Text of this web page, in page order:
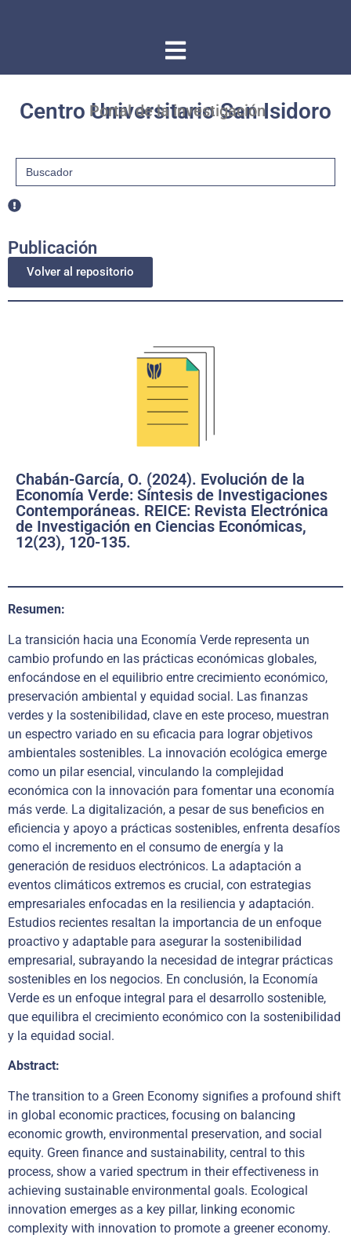
Centro Universitario San Isidoro
Portal de la investigación
Buscar:
Publicación
Volver al repositorio
Chabán-García, O. (2024). Evolución de la
Economía Verde: Síntesis de Investigaciones
Contemporáneas. REICE: Revista Electrónica
de Investigación en Ciencias Económicas,
12(23), 120-135.
Resumen:
La transición hacia una Economía Verde representa un
cambio profundo en las prácticas económicas globales,
enfocándose en el equilibrio entre crecimiento económico,
preservación ambiental y equidad social. Las finanzas
verdes y la sostenibilidad, clave en este proceso, muestran
un espectro variado en su eficacia para lograr objetivos
ambientales sostenibles. La innovación ecológica emerge
como un pilar esencial, vinculando la complejidad
económica con la innovación para fomentar una economía
más verde. La digitalización, a pesar de sus beneficios en
eficiencia y apoyo a prácticas sostenibles, enfrenta desafíos
como el incremento en el consumo de energía y la
generación de residuos electrónicos. La adaptación a
eventos climáticos extremos es crucial, con estrategias
empresariales enfocadas en la resiliencia y adaptación.
Estudios recientes resaltan la importancia de un enfoque
proactivo y adaptable para asegurar la sostenibilidad
empresarial, subrayando la necesidad de integrar prácticas
sostenibles en los negocios. En conclusión, la Economía
Verde es un enfoque integral para el desarrollo sostenible,
que equilibra el crecimiento económico con la sostenibilidad
y la equidad social.
Abstract:
The transition to a Green Economy signifies a profound shift
in global economic practices, focusing on balancing
economic growth, environmental preservation, and social
equity. Green finance and sustainability, central to this
process, show a varied spectrum in their effectiveness in
achieving sustainable environmental goals. Ecological
innovation emerges as a key pillar, linking economic
complexity with innovation to promote a greener economy.